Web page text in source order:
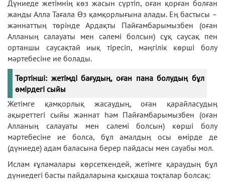
Дүниеде жетімнің көз жасын сүртіп, оған қорған болған
жанды Алла Тағала Өз қамқорлығына алады. Ең бастысы –
жәннаттың төрінде Ардақты Пайғамбарымызбен (оған
Алланың салауаты мен сәлемі болсын) сұқ саусақ пен
ортаншы саусақтай иық тіресіп, мәңгілік көрші болу
мәртебесіне ие болады.
Төртінші: жетімді бағудың, оған пана болудың бұл
өмірдегі сыйы
Жетімге қамқорлық жасаудың, оған қарайласудың
ақыреттегі сыйы жәннат һәм Пайғамбарымызбен (оған
Алланың салауаты мен сәлемі болсын) көрші болу
мәртебесіне ие болса, бұл амалдың осы өмірде де
(дүниеде) адам баласына берер пайдасы мен сауабы мол.
Ислам ғұламалары көрсеткендей, жетімге қараудың бұл
дүниедегі басты пайдаларына қысқаша тоқталар болсақ: